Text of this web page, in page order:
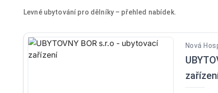
Levné ubytování pro dělníky – přehled nabídek.
Nová